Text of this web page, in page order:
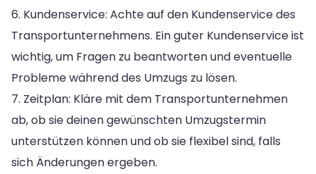
6. Kundenservice: Achte auf den Kundenservice des
Transportunternehmens. Ein guter Kundenservice ist
wichtig, um Fragen zu beantworten und eventuelle
Probleme während des Umzugs zu lösen.
7. Zeitplan: Kläre mit dem Transportunternehmen
ab, ob sie deinen gewünschten Umzugstermin
unterstützen können und ob sie flexibel sind, falls
sich Änderungen ergeben.